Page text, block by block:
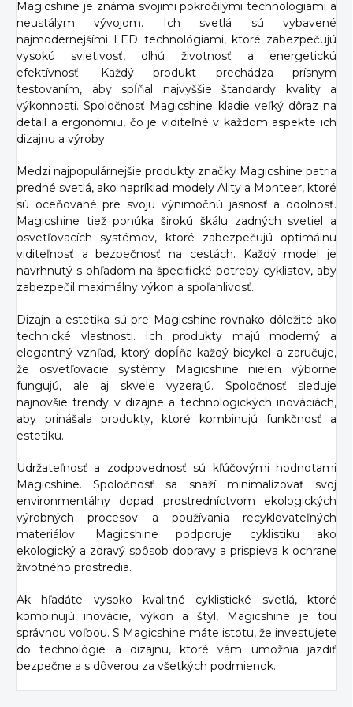
Magicshine je známa svojimi pokročilými technológiami a
neustálym vývojom. Ich svetlá sú vybavené
najmodernejšími LED technológiami, ktoré zabezpečujú
vysokú svietivosť, dlhú životnosť a energetickú
efektívnosť. Každý produkt prechádza prísnym
testovaním, aby spĺňal najvyššie štandardy kvality a
výkonnosti. Spoločnosť Magicshine kladie veľký dôraz na
detail a ergonómiu, čo je viditeľné v každom aspekte ich
dizajnu a výroby.
Medzi najpopulárnejšie produkty značky Magicshine patria
predné svetlá, ako napríklad modely Allty a Monteer, ktoré
sú oceňované pre svoju výnimočnú jasnosť a odolnosť.
Magicshine tiež ponúka širokú škálu zadných svetiel a
osvetľovacích systémov, ktoré zabezpečujú optimálnu
viditeľnosť a bezpečnosť na cestách. Každý model je
navrhnutý s ohľadom na špecifické potreby cyklistov, aby
zabezpečil maximálny výkon a spoľahlivosť.
Dizajn a estetika sú pre Magicshine rovnako dôležité ako
technické vlastnosti. Ich produkty majú moderný a
elegantný vzhľad, ktorý dopĺňa každý bicykel a zaručuje,
že osvetľovacie systémy Magicshine nielen výborne
fungujú, ale aj skvele vyzerajú. Spoločnosť sleduje
najnovšie trendy v dizajne a technologických inováciách,
aby prinášala produkty, ktoré kombinujú funkčnosť a
estetiku.
Udržateľnosť a zodpovednosť sú kľúčovými hodnotami
Magicshine. Spoločnosť sa snaží minimalizovať svoj
environmentálny dopad prostredníctvom ekologických
výrobných procesov a používania recyklovateľných
materiálov. Magicshine podporuje cyklistiku ako
ekologický a zdravý spôsob dopravy a prispieva k ochrane
životného prostredia.
Ak hľadáte vysoko kvalitné cyklistické svetlá, ktoré
kombinujú inovácie, výkon a štýl, Magicshine je tou
správnou voľbou. S Magicshine máte istotu, že investujete
do technológie a dizajnu, ktoré vám umožnia jazdiť
bezpečne a s dôverou za všetkých podmienok.